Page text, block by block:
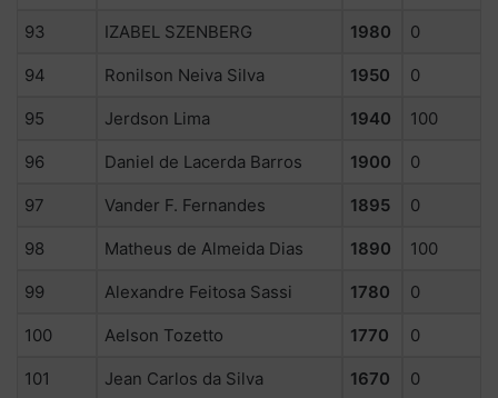
93 IZABEL SZENBERG 1980 0
94 Ronilson Neiva Silva 1950 0
95 Jerdson Lima 1940 100
96 Daniel de Lacerda Barros 1900 0
97 Vander F. Fernandes 1895 0
98 Matheus de Almeida Dias 1890 100
99 Alexandre Feitosa Sassi 1780 0
100 Aelson Tozetto 1770 0
101 Jean Carlos da Silva 1670 0